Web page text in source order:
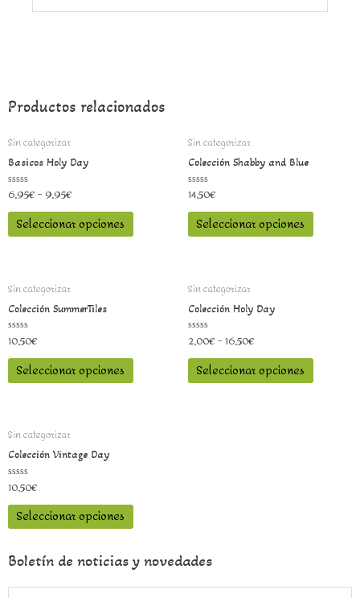
Productos relacionados
Sin categorizar
Basicos Holy Day
Valorado
con
0
6,95€– 9,95€
Seleccionar opciones
Sin categorizar
Colección Shabby and Blue
Valorado
con
0
14,50€
Seleccionar opciones
Sin categorizar
Colección SummerTiles
Valorado
con
0
10,50€
Seleccionar opciones
Sin categorizar
Colección Holy Day
Valorado
con
0
2,00€–16,50€
Seleccionar opciones
Sin categorizar
Colección Vintage Day
Valorado
con
0
10,50€
Seleccionar opciones
Boletín de noticias y novedades